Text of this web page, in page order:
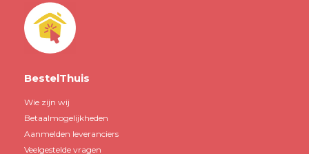
BestelThuis
Wie zijn wij
Betaalmogelijkheden
Aanmelden leveranciers
Veelgestelde vragen